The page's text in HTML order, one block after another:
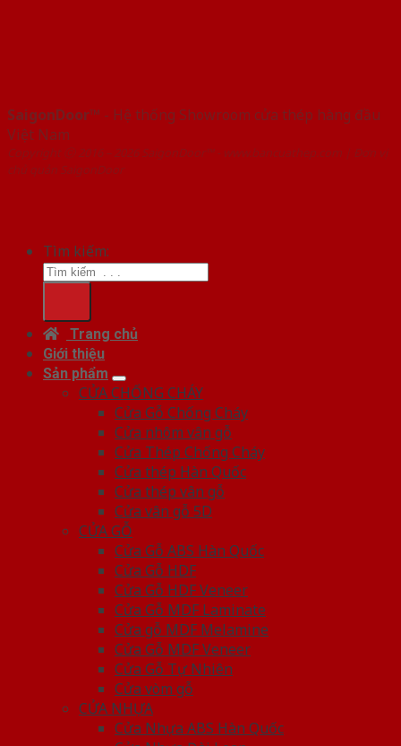
SaigonDoor™ - Hệ thống Showroom cửa thép hàng đầu
Việt Nam
Copyright ⓒ 2016 – 2026 SaigonDoor™ - www.bancuathep.com | Đơn vị
chủ quản SaigonDoor
Tìm kiếm:
Trang chủ
Giới thiệu
Sản phẩm
CỬA CHỐNG CHÁY
Cửa Gỗ Chống Cháy
Cửa nhôm vân gỗ
Cửa Thép Chống Cháy
Cửa thép Hàn Quốc
Cửa thép vân gỗ
Cửa vân gỗ 5D
CỬA GỖ
Cửa Gỗ ABS Hàn Quốc
Cửa Gỗ HDF
Cửa Gỗ HDF Veneer
Cửa Gỗ MDF Laminate
Cửa gỗ MDF Melamine
Cửa Gỗ MDF Veneer
Cửa Gỗ Tự Nhiên
Cửa vòm gỗ
CỬA NHỰA
Cửa Nhựa ABS Hàn Quốc